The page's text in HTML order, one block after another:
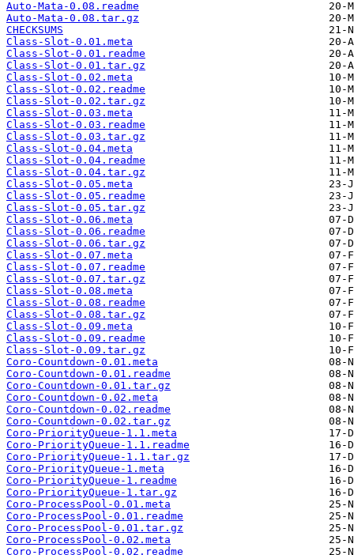
Auto-Mata-0.08.readme
Auto-Mata-0.08.tar.gz
CHECKSUMS
Class-Slot-0.01.meta
Class-Slot-0.01.readme
Class-Slot-0.01.tar.gz
Class-Slot-0.02.meta
Class-Slot-0.02.readme
Class-Slot-0.02.tar.gz
Class-Slot-0.03.meta
Class-Slot-0.03.readme
Class-Slot-0.03.tar.gz
Class-Slot-0.04.meta
Class-Slot-0.04.readme
Class-Slot-0.04.tar.gz
Class-Slot-0.05.meta
Class-Slot-0.05.readme
Class-Slot-0.05.tar.gz
Class-Slot-0.06.meta
Class-Slot-0.06.readme
Class-Slot-0.06.tar.gz
Class-Slot-0.07.meta
Class-Slot-0.07.readme
Class-Slot-0.07.tar.gz
Class-Slot-0.08.meta
Class-Slot-0.08.readme
Class-Slot-0.08.tar.gz
Class-Slot-0.09.meta
Class-Slot-0.09.readme
Class-Slot-0.09.tar.gz
Coro-Countdown-0.01.meta
Coro-Countdown-0.01.readme
Coro-Countdown-0.01.tar.gz
Coro-Countdown-0.02.meta
Coro-Countdown-0.02.readme
Coro-Countdown-0.02.tar.gz
Coro-PriorityQueue-1.1.meta
Coro-PriorityQueue-1.1.readme
Coro-PriorityQueue-1.1.tar.gz
Coro-PriorityQueue-1.meta
Coro-PriorityQueue-1.readme
Coro-PriorityQueue-1.tar.gz
Coro-ProcessPool-0.01.meta
Coro-ProcessPool-0.01.readme
Coro-ProcessPool-0.01.tar.gz
Coro-ProcessPool-0.02.meta
Coro-ProcessPool-0.02.readme